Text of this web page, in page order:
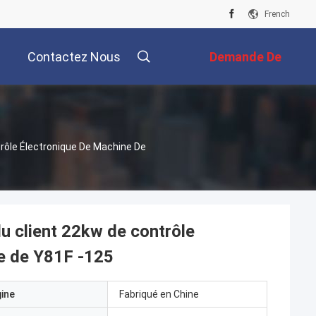
French
Contactez Nous Demande De
Soumission
Électronique De Machine De
client 22kw de contrôle
de Y81F -125
Fabriqué en Chine